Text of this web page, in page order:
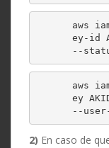
aws
ey-id
--
aws
ey
--user-
2) En caso de